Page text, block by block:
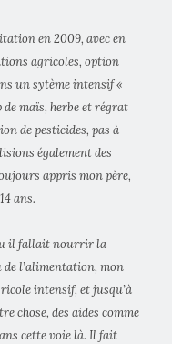
en 2009, avec en
agricoles, option
un sytème intensif «
de maïs, herbe et régrat
de pesticides, pas à
également des
appris mon père,
ans.
il fallait nourrir la
l’alimentation, mon
intensif, et jusqu’à
chose, des aides comme
cette voie là. Il fait